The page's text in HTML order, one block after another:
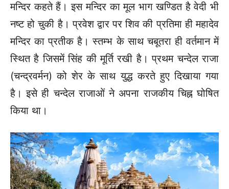
मन्दिर कहते हैं। इस मन्दिर का मूल भाग खण्डित है वेदी भी
नष्ट हो चुकी है। प्रवेश द्वार पर शिव की प्रतिमा ही महादेव
मन्दिर का प्रतीक है। स्तम्भ के साथ चबूतरा ही वर्तमान में
स्थित है जिसमें सिंह की मूर्ति रखी है। प्रथम चन्देल राजा
(चन्द्रवर्मन) को शेर के साथ युद्ध करते हुए दिखाया गया
है। इसे ही चन्देल राजाओं ने अपना राजकीय चिह्न घोषित
किया था।